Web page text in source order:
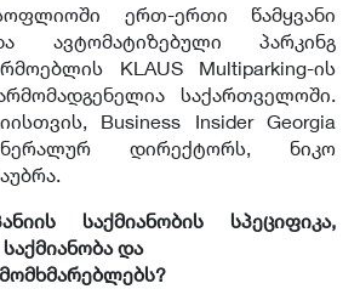
ერთ-ერთი წამყვანი
ავტომატიზებული პარკინგ
KLAUS Multiparking-ის
საქართველოში.
Business Insider Georgia
დირექტორს, ნიკო
საქმიანობის სპეციფიკა,
და